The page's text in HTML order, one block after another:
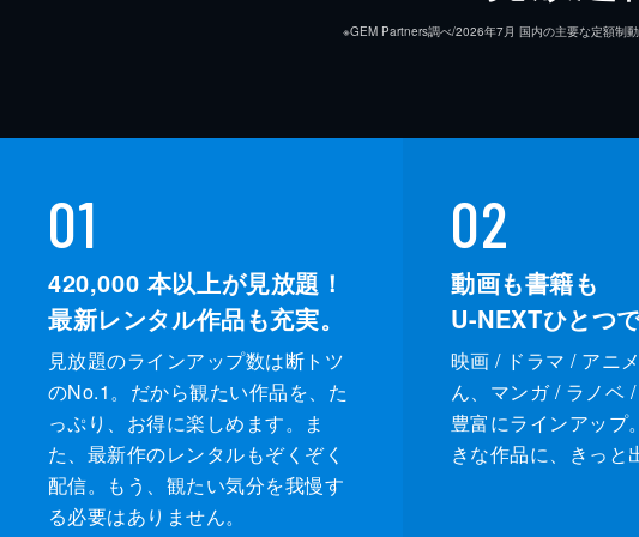
※GEM Partners調べ/2026年7⽉ 国内の主要な定額制
01
420,000 本以上が見放題！
最新レンタル作品も充実。
見放題のラインアップ数は断トツ
のNo.1。だから観たい作品を、た
っぷり、お得に楽しめます。ま
た、最新作のレンタルもぞくぞく
配信。もう、観たい気分を我慢す
る必要はありません。
02
動画も書籍も
U-NEXTひとつで
映画 / ドラマ / アニ
ん、マンガ / ラノベ
豊富にラインアップ
きな作品に、きっと